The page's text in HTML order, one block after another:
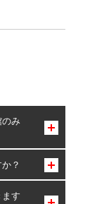
のみ
？
す